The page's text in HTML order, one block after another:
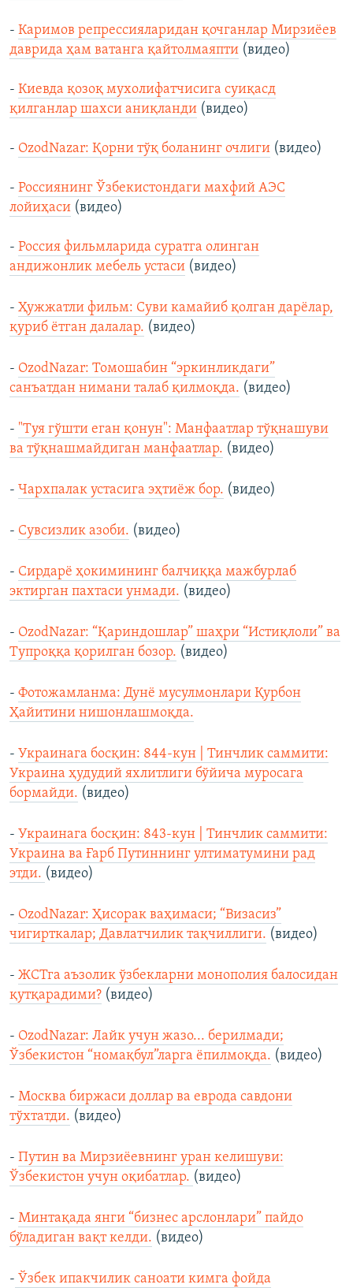
- Каримов репрессияларидан қочганлар Мирзиёев
даврида ҳам ватанга қайтолмаяпти (видео)
- Киевда қозоқ мухолифатчисига суиқасд
қилганлар шахси аниқланди (видео)
- OzodNazar: Қорни тўқ боланинг очлиги (видео)
- Россиянинг Ўзбекистондаги махфий АЭС
лойиҳаси (видео)
- Россия фильмларида суратга олинган
андижонлик мебель устаси (видео)
- Ҳужжатли фильм: Суви камайиб қолган дарёлар,
қуриб ётган далалар. (видео)
- OzodNazar: Томошабин “эркинликдаги”
санъатдан нимани талаб қилмоқда. (видео)
- "Туя гўшти еган қонун": Манфаатлар тўқнашуви
ва тўқнашмайдиган манфаатлар. (видео)
- Чархпалак устасига эҳтиёж бор. (видео)
- Сувсизлик азоби. (видео)
- Сирдарё ҳокимининг балчиққа мажбурлаб
эктирган пахтаси унмади. (видео)
- OzodNazar: “Қариндошлар” шаҳри “Истиқлоли” ва
Тупроққа қорилган бозор. (видео)
- Фотожамланма: Дунё мусулмонлари Қурбон
Ҳайитини нишонлашмоқда.
- Украинага босқин: 844-кун | Тинчлик саммити:
Украина ҳудудий яхлитлиги бўйича муросага
бормайди. (видео)
- Украинага босқин: 843-кун | Тинчлик саммити:
Украина ва Ғарб Путиннинг ултиматумини рад
этди. (видео)
- OzodNazar: Ҳисорак ваҳимаси; “Визасиз”
чигирткалар; Давлатчилик тақчиллиги. (видео)
- ЖСТга аъзолик ўзбекларни монополия балосидан
қутқарадими? (видео)
- OzodNazar: Лайк учун жазо... берилмади;
Ўзбекистон “номақбул”ларга ёпилмоқда. (видео)
- Москва биржаси доллар ва еврода савдони
тўхтатди. (видео)
- Путин ва Мирзиёевнинг уран келишуви:
Ўзбекистон учун оқибатлар. (видео)
- Минтақада янги “бизнес арслонлари” пайдо
бўладиган вақт келди. (видео)
- Ўзбек ипакчилик саноати кимга фойда